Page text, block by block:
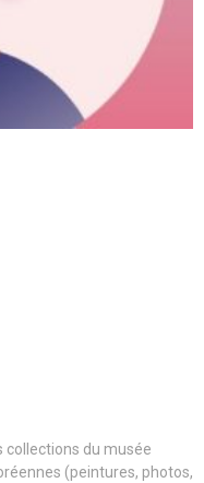
collections du musée
(peintures, photos,